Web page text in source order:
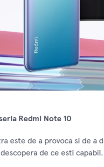
Redmi Note 10
este de a provoca si de a
de ce esti capabil.